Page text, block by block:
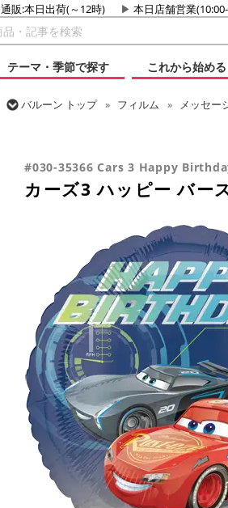
通販:本日出荷(～12時) 本日店舗営業
テーマ・季節で探す
これから始める
バルーン トップ フィルム メッセー
#030-35366 Cars 3 Happy
カーズ3 ハッピー バー